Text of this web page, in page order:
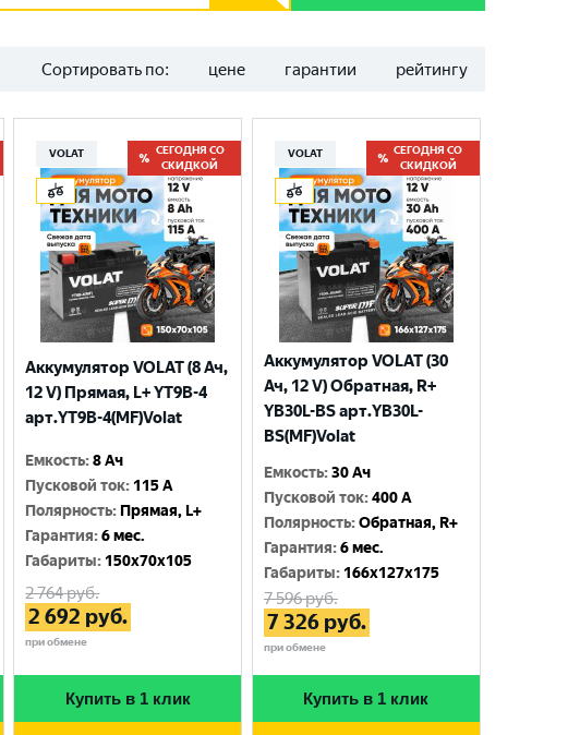
Сортировать по: цене гарантии рейтингу
VOLAT
СЕГОДНЯ СО
СКИДКОЙ
Аккумулятор VOLAT (8 Ач,
12 V) Прямая, L+ YT9B-4
арт.YT9B-4(MF)Volat
Емкость:8 Ач
Пусковой ток: 115 A
Полярность: Прямая, L+
Гарантия:6 мес.
Габариты: 150x70x105
2 764руб.
2 692 руб.
при обмене
Купить в 1 клик
VOLAT
СЕГОДНЯ СО
СКИДКОЙ
Аккумулятор VOLAT (30
Ач, 12 V) Обратная, R+
YB30L-BS арт.YB30L-
BS(MF)Volat
Емкость:30 Ач
Пусковой ток:400 A
Полярность:Обратная, R+
Гарантия:6 мес.
Габариты: 166x127x175
7 596руб.
7 326руб.
при обмене
Купить в 1 клик